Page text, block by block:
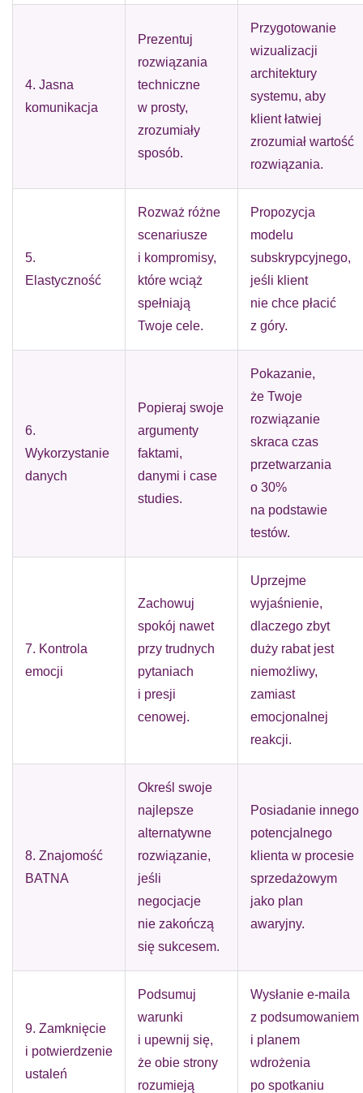
4. Jasna
komunikacja
Prezentuj
rozwiązania
techniczne
w prosty,
zrozumiały
sposób.
Przygotowanie
wizualizacji
architektury
systemu, aby
klient łatwiej
zrozumiał wartość
rozwiązania.
5.
Elastyczność
Rozważ różne
scenariusze
i kompromisy,
które wciąż
spełniają
Twoje cele.
Propozycja
modelu
subskrypcyjnego,
jeśli klient
nie chce płacić
z góry.
6.
Wykorzystanie
danych
Popieraj swoje
argumenty
faktami,
danymi i case
studies.
Pokazanie,
że Twoje
rozwiązanie
skraca czas
przetwarzania
o 30%
na podstawie
testów.
7. Kontrola
emocji
Zachowuj
spokój nawet
przy trudnych
pytaniach
i presji
cenowej.
Uprzejme
wyjaśnienie,
dlaczego zbyt
duży rabat jest
niemożliwy,
zamiast
emocjonalnej
reakcji.
8. Znajomość
BATNA
Określ swoje
najlepsze
alternatywne
rozwiązanie,
jeśli
negocjacje
nie zakończą
się sukcesem.
Posiadanie innego
potencjalnego
klienta w procesie
sprzedażowym
jako plan
awaryjny.
9. Zamknięcie
i potwierdzenie
ustaleń
Podsumuj
warunki
i upewnij się,
że obie strony
rozumieją
Wysłanie e-maila
z podsumowaniem
i planem
wdrożenia
po spotkaniu